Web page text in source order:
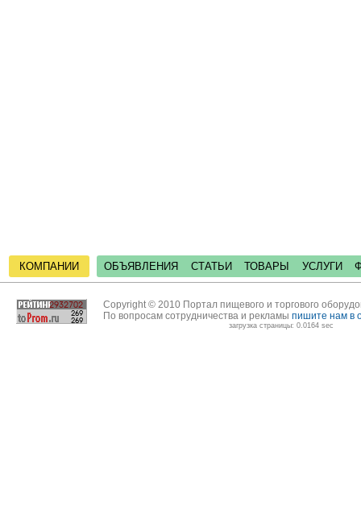
КОМПАНИИ ОБЪЯВЛЕНИЯ СТАТЬИ ТОВАРЫ УСЛУГИ
Copyright © 2010 Портал пищевого и торгового
По вопросам сотрудничества и рекламы пишите нам в
загрузка страницы: 0.0164 sec